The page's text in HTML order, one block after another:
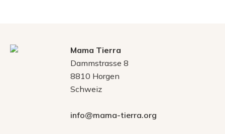
Mama Tierra
Dammstrasse 8
8810 Horgen
Schweiz
info@mama-tierra.org